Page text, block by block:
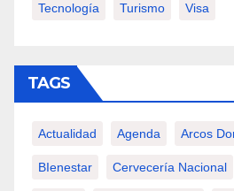
Tecnología Turismo Visa
TAGS
Actualidad Agenda Arcos
BIenestar Cervecería Nacional